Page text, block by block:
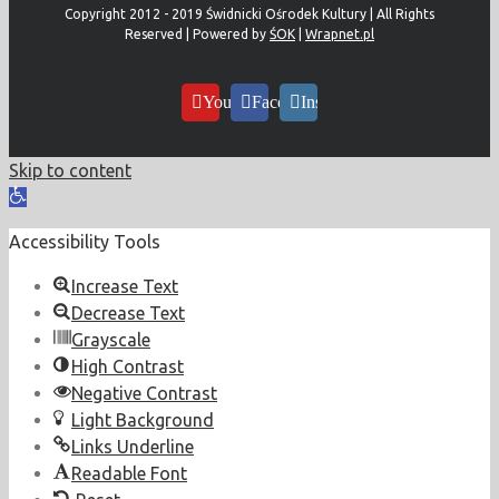
Copyright 2012 - 2019 Świdnicki Ośrodek Kultury | All Rights
Reserved | Powered by ŚOK Wrapnet.pl
YouTubeFacebookInstagram
Skip to content
Open
Accessibility Tools
Increase Text
Decrease Text
Grayscale
High Contrast
Negative Contrast
Light Background
Links Underline
Readable Font